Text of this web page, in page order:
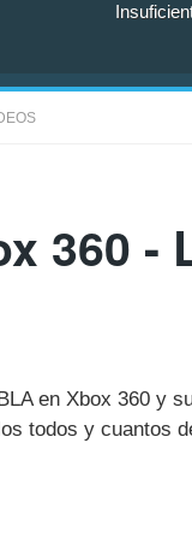
360 -
en Xbox 360 y
todos y cuantos